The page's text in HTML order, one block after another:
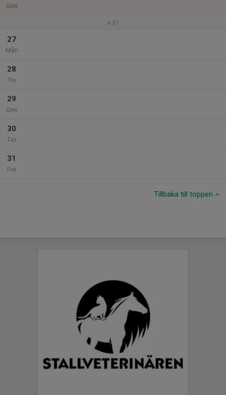
Sön
v.31
27
Mån
28
Tis
29
Ons
30
Tor
31
Fre
Tillbaka till toppen